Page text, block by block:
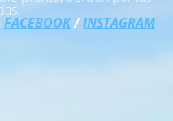
FACEBOOK/INSTAGRAM